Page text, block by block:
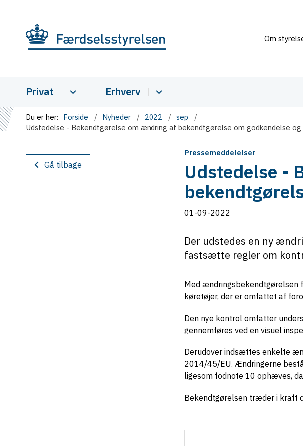
Om
Privat Erhverv
Du er her: Forside Nyheder 2022
sep
Udstedelse - Bekendtgørelse om ændring af bekendtgørelse om godkendelse
Gå tilbage
Pressemeddelelser
Udstedelse -
01-09-2022
Der udstedes en ny
fastsætte regler om
Med
køretøjer, der er omfattet af
Den nye kontrol omfatter
gennemføres ved en visuel
Derudover indsættes enkelte
2014/45/EU. Ændringerne
ligesom fodnote 10 ophæves,
Bekendtgørelsen træder i kraft